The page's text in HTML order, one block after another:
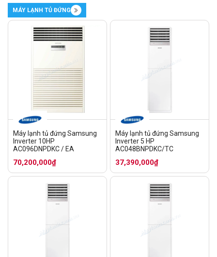
MÁY LẠNH TỦ ĐỨNG
Máy lạnh tủ đứng Samsung
Inverter 10HP
AC096DNPDKC / EA
70,200,000₫
Máy lạnh tủ đứng Samsung
Inverter 5 HP
AC048BNPDKC/TC
37,390,000₫